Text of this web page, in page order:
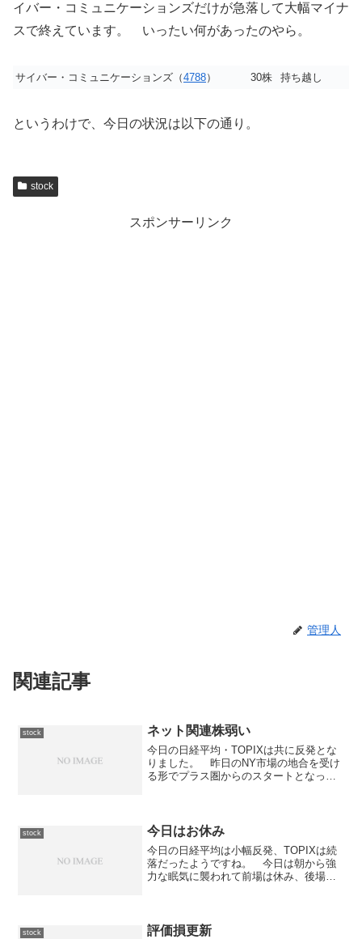
イバー・コミュニケーションズだけが急落して大幅マイナ
スで終えています。 いったい何があったのやら。
サイバー・コミュニケーションズ（4788） 30株 持ち越し
というわけで、今日の状況は以下の通り。
stock
スポンサーリンク
管理人
関連記事
stock ネット関連株弱い
今日の日経平均・TOPIXは共に反発とな
りました。 昨日のNY市場の地合を受け
る形でプラス圏からのスタートとなった
ータ日経平均終値 ...
stock 今日はお休み
今日の日経平均は小幅反発、TOPIXは続
落だったようですね。 今日は朝から強
力な眠気に襲われて前場は休み、後場も
で、全然動きはあ...
stock 評価損更新